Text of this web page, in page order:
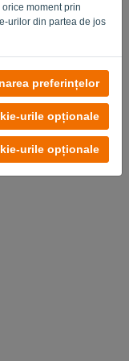
orice moment prin
urilor din partea de jos
preferințelor
urile opționale
urile opționale